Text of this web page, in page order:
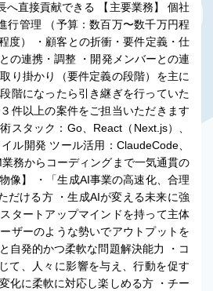
へ直接貢献できる 【主要業務】 個社
行管理 （予算：数百万〜数千万円程
度） ・顧客との折衝・要件定義・仕
の連携・調整 ・開発メンバーとの連
り掛かり（要件定義の段階）を主に
になったら引き継ぎを行っていた
件以上の案件をご担当いただきます
スタック：Go、React（Next.js）、
ル開発 ツール活用：ClaudeCode、
務からコーディングまで一気通貫の
像】 ・「生成AI事業の高速化、合理
だける方 ・生成AIが変える未来に強
タートアップマインドを持って主体
ザーのような勢いでアウトプットを
自発的かつ柔軟な問題解決能力 ・コ
て、人々に影響を与え、行動を促す
化に柔軟に対応し楽しめる方 ・チー